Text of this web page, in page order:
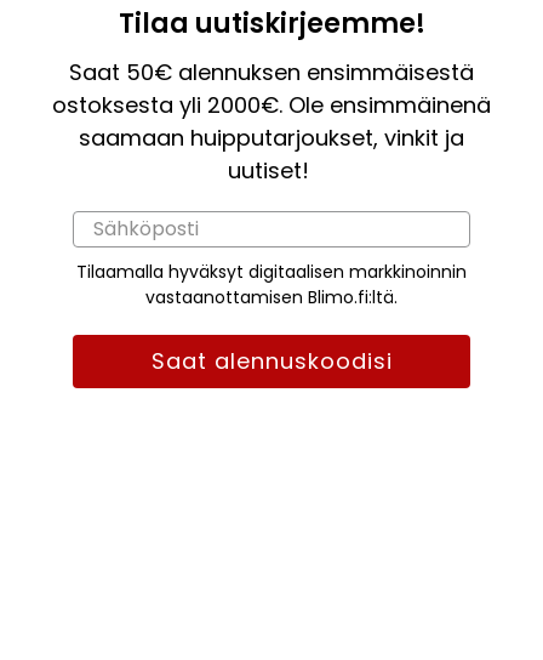
Tilaa uutiskirjeemme!
Saat 50€ alennuksen ensimmäisestä
ostoksesta yli 2000€. Ole ensimmäinenä
saamaan huipputarjoukset, vinkit ja
uutiset!
Tilaamalla hyväksyt digitaalisen markkinoinnin
vastaanottamisen Blimo.fi:ltä.
Saat alennuskoodisi